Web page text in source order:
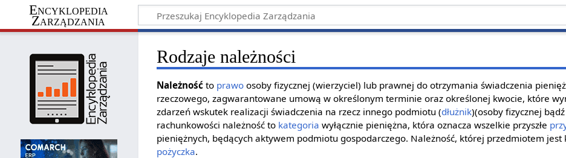
Encyklopedia
Zarządzania
Rodzaje należności
Należność to prawo osoby fizycznej (wierzyciel) lub prawnej do otrzymania świadczenia
rzeczowego, zagwarantowane umową w określonym terminie oraz określonej kwocie, które
zdarzeń wskutek realizacji świadczenia na rzecz innego podmiotu (dłużnik)(osoby fizycznej
rachunkowości należność to kategoria wyłącznie pieniężna, która oznacza wszelkie przyszłe
pieniężnych, będących aktywem podmiotu gospodarczego. Należność, której przedmiotem jest
pożyczka.